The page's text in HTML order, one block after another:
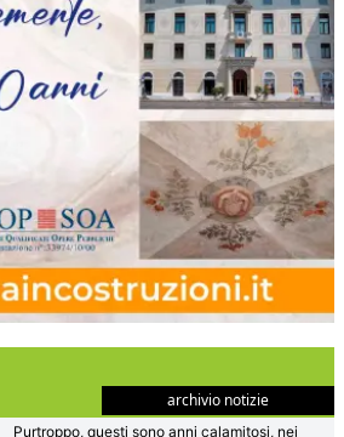
archivio notizie
Purtroppo, questi sono anni calamitosi, nei